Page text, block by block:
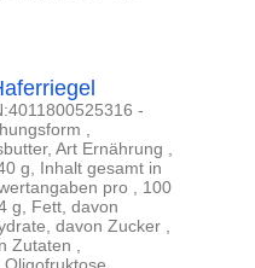
-
,
Art Ernährung ,
g, Inhalt gesamt in
pro , 100
g, Fett, davon
davon Zucker ,
Zutaten ,